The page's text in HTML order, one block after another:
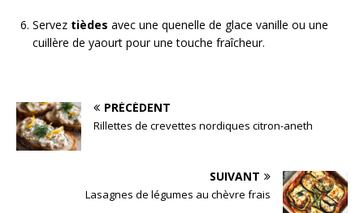
Servez tièdes avec une quenelle de glace vanille ou une
cuillère de yaourt pour une touche fraîcheur.
PRÉCÉDENT
Rillettes de crevettes nordiques citron-aneth
SUIVANT
Lasagnes de légumes au chèvre frais